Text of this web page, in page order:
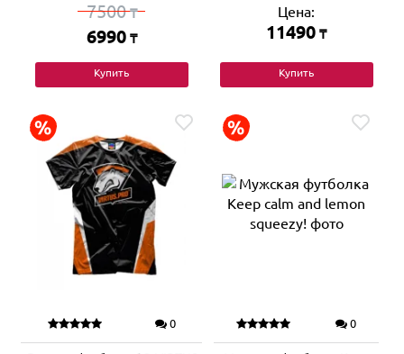
7500₸
6990 ₸
Купить
Цена:
11490 ₸
Купить
0 0